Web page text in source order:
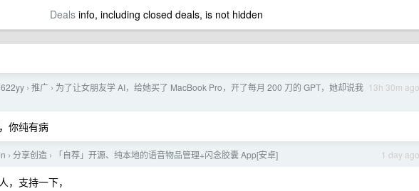
Dealsinfo, including closed deals, is not hidden
13h 30m ago
› 推广 › 为了让女朋友学 AI，给她买了 MacBook Pro，开了每月 200 刀的 GPT，她却说我
你纯有病
1 day ago
› 分享创造 › 「自荐」开源、纯本地的语音物品管理+闪念胶囊 App[安卓]
，支持一下，